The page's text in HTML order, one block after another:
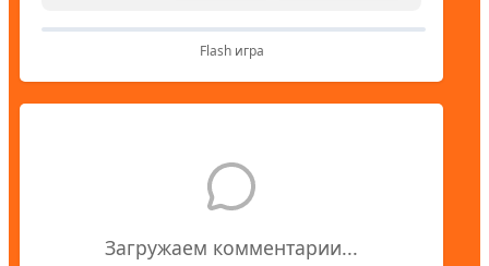
Flash игра
Загружаем комментарии...